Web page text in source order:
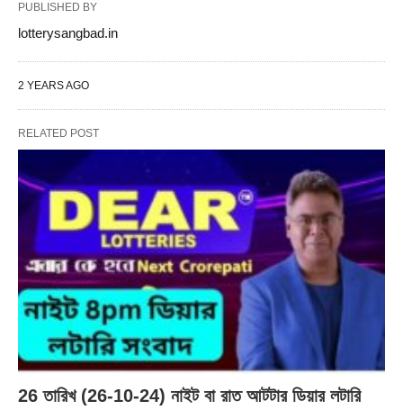
PUBLISHED BY
lotterysangbad.in
2 YEARS AGO
RELATED POST
26 তারিখ (26-10-24) নাইট বা রাত আটটার ডিয়ার লটারি